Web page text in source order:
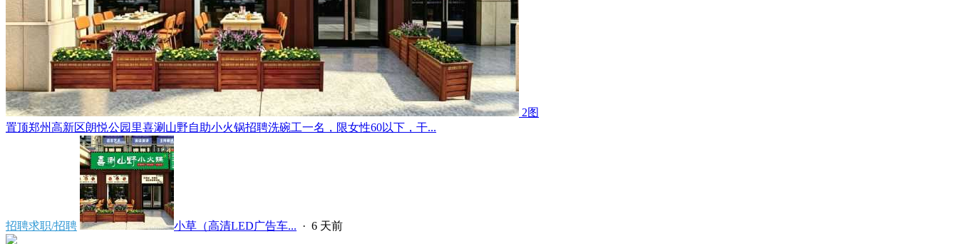
2图
置顶郑州高新区朗悦公园里喜涮山野自助小火锅招聘洗碗工一名，限女性60以下，干...
招聘求职/招聘 小草（高清LED广告车... · 6 天前